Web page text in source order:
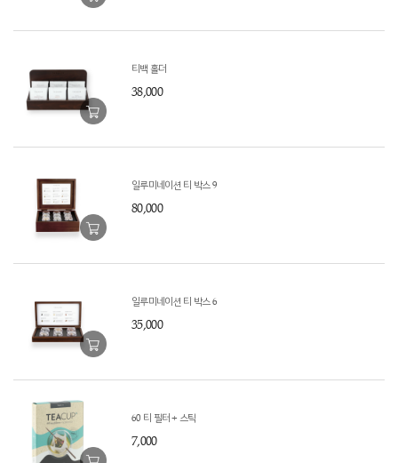
티백 홀더
38,000
일루미네이션 티 박스 9
80,000
일루미네이션 티 박스 6
35,000
60 티 필터 + 스틱
7,000